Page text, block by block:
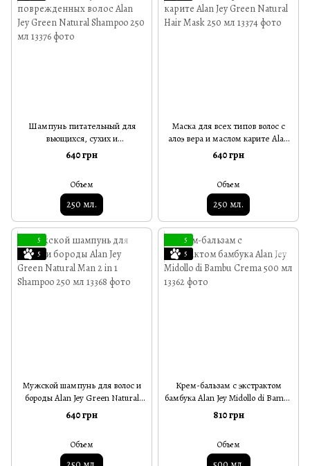
Шампунь питательный для
вьющихся, сухих и
поврежденных волос Alan Jey
Green Natural Shampoo 250 мл
640 грн
Объем
250 мл.
Маска для всех типов волос с
алоэ вера и маслом карите Alan
Jey Green Natural Hair Mask 250
мл
640 грн
Объем
250 мл.
5
5
Мужской шампунь для волос и
бороды Alan Jey Green Natural
Man 2 in 1 Shampoo 250 мл
640 грн
Объем
5
5
Крем-бальзам с экстрактом
бамбука Alan Jey Midollo di Bambu
Crema 500 мл
810 грн
Объем